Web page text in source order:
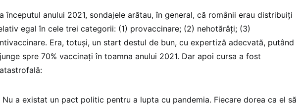
începutul anului 2021, sondajele arătau, în general, că românii erau distribuiți
egal în cele trei categorii: (1) provaccinare; (2) nehotărâți; (3)
Era, totuși, un start destul de bun, cu expertiză adecvată, putând
spre 70% vaccinați în toamna anului 2021. Dar apoi cursa a fost
Nu a existat un pact politic pentru a lupta cu pandemia. Fiecare dorea ca el să